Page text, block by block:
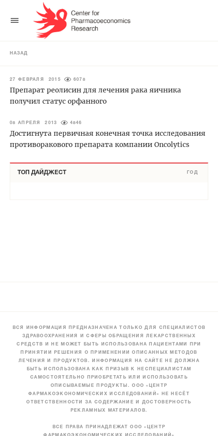
НАЗАД
27 ФЕВРАЛЯ 2015 6078
Препарат реолисин для лечения рака яичника
получил статус орфанного
08 АПРЕЛЯ 2013 4846
Достигнута первичная конечная точка исследования
противоракового препарата компании Oncolytics
ТОП ДАЙДЖЕСТ ГОД
ВСЯ ИНФОРМАЦИЯ ПРЕДНАЗНАЧЕНА ТОЛЬКО ДЛЯ СПЕЦИАЛИСТОВ
ЗДРАВООХРАНЕНИЯ И СФЕРЫ ОБРАЩЕНИЯ ЛЕКАРСТВЕННЫХ
СРЕДСТВ И НЕ МОЖЕТ БЫТЬ ИСПОЛЬЗОВАНА ПАЦИЕНТАМИ ПРИ
ПРИНЯТИИ РЕШЕНИЯ О ПРИМЕНЕНИИ ОПИСАННЫХ МЕТОДОВ
ЛЕЧЕНИЯ И ПРОДУКТОВ. ИНФОРМАЦИЯ НА САЙТЕ НЕ ДОЛЖНА
БЫТЬ ИСПОЛЬЗОВАНА КАК ПРИЗЫВ К НЕСПЕЦИАЛИСТАМ
САМОСТОЯТЕЛЬНО ПРИОБРЕТАТЬ ИЛИ ИСПОЛЬЗОВАТЬ
ОПИСЫВАЕМЫЕ ПРОДУКТЫ. ООО «ЦЕНТР
ФАРМАКОЭКОНОМИЧЕСКИХ ИССЛЕДОВАНИЙ» НЕ НЕСЁТ
ОТВЕТСТВЕННОСТИ ЗА СОДЕРЖАНИЕ И ДОСТОВЕРНОСТЬ
РЕКЛАМНЫХ МАТЕРИАЛОВ.
ВСЕ ПРАВА ПРИНАДЛЕЖАТ ООО «ЦЕНТР